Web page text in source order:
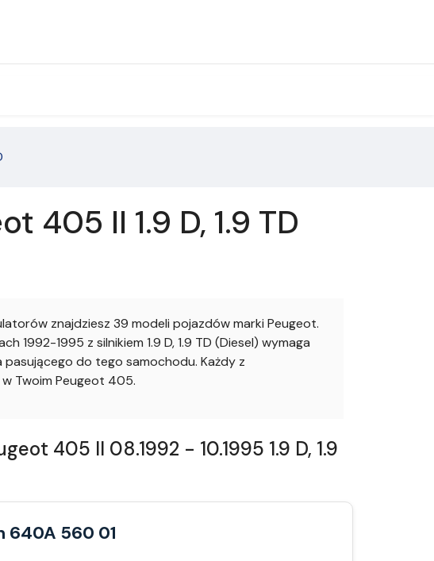
405 II 1.9 D, 1.9 TD
znajdziesz 39 modeli pojazdów marki Peugeot.
1992-1995 z silnikiem 1.9 D, 1.9 TD (Diesel) wymaga
do tego samochodu. Każdy z
Twoim Peugeot 405.
405 II 08.1992 - 10.1995 1.9 D, 1.9
640A 560 01